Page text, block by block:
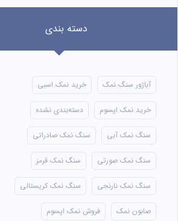
دسته بندی
آباژور سنگ نمک خرید نمک اسبی
خرید نمک اپسوم دسته‌بندی نشده
سنگ نمک آبی سنگ نمک صادراتی
سنگ نمک صورتی سنگ نمک قرمز
سنگ نمک نارنجی سنگ نمک کریستالی
صابون نمک فروش نمک اپسوم